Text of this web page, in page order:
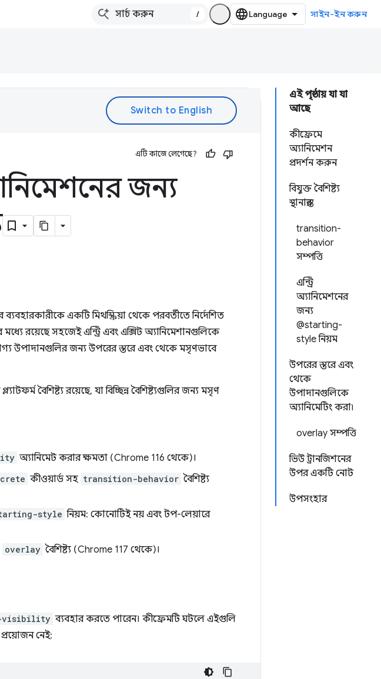
/ সাইন-ইন করুন
এই পৃষ্ঠায় যা যা
আছে
কীফ্রেমে
অ্যানিমেশন
প্রদর্শন করুন
বিযুক্ত বৈশিষ্ট্য
স্থানান্তর
transition-
behavior
সম্পত্তি
এন্ট্রি
অ্যানিমেশনের
জন্য
@starting-
style নিয়ম
উপরের স্তরে এবং
থেকে
উপাদানগুলিকে
অ্যানিমেটিং করা৷
overlay সম্পত্তি
ভিউ ট্রানজিশনের
উপর একটি নোট
উপসংহার
এটি কাজে লেগেছে?
জন্য
একটি মিথস্ক্রিয়া থেকে পরবর্তীতে নির্দেশিত
রয়েছে সহজেই এন্ট্রি এবং এক্সিট অ্যানিমেশানগুলিকে
উপাদানগুলির জন্য উপরের স্তরে এবং থেকে মসৃণভাবে
বৈশিষ্ট্য রয়েছে, যা বিচ্ছিন্ন বৈশিষ্ট্যগুলির জন্য মসৃণ
অ্যানিমেট করার ক্ষমতা (Chrome 116 থেকে)।
কীওয়ার্ড সহ transition-behavior বৈশিষ্ট্য
style নিয়ম: কোনোটিই নয় এবং টপ-লেয়ারে
overlay বৈশিষ্ট্য (Chrome 117 থেকে)।
visibility ব্যবহার করতে পারেন। কীফ্রেমটি ঘটলে এইগুলি
নেই: